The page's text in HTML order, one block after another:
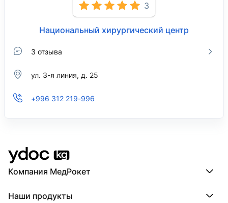
3
Национальный хирургический центр
3 отзыва
ул. 3-я линия, д. 25
+996 312 219-996
Компания МедРокет
О YDoc
Наши продукты